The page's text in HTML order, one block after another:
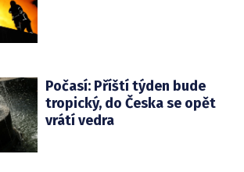
Počasí: Příští týden bude
tropický, do Česka se opět
vrátí vedra